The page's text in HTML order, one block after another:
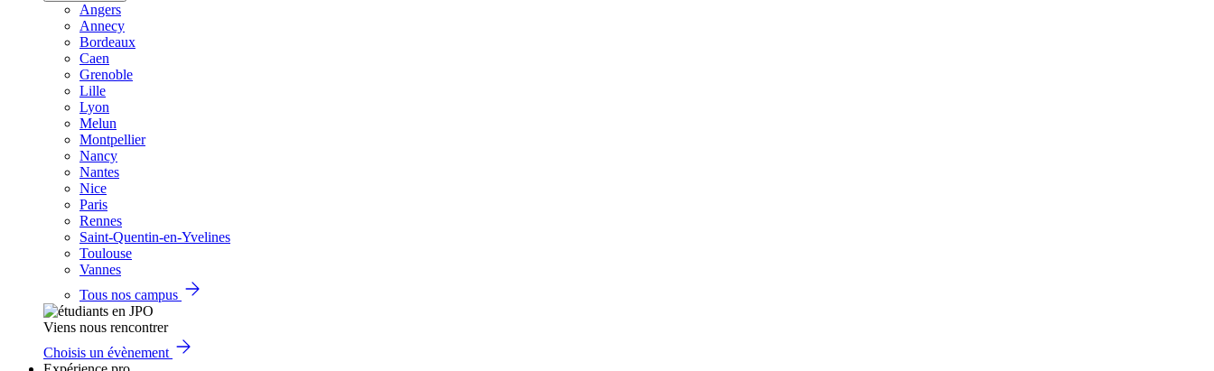
Angers
Annecy
Bordeaux
Caen
Grenoble
Lille
Lyon
Melun
Montpellier
Nancy
Nantes
Nice
Paris
Rennes
Saint-Quentin-en-Yvelines
Toulouse
Vannes
Tous nos campus
Viens nous rencontrer
Choisis un évènement